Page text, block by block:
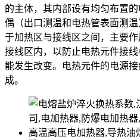
的主体，其内部设有均匀布置
偶（出口测温和电热管表面测
于加热区与接线区之间，主要
接线区内，以防止电热元件接
能发生改变。电热元件的电源
成。